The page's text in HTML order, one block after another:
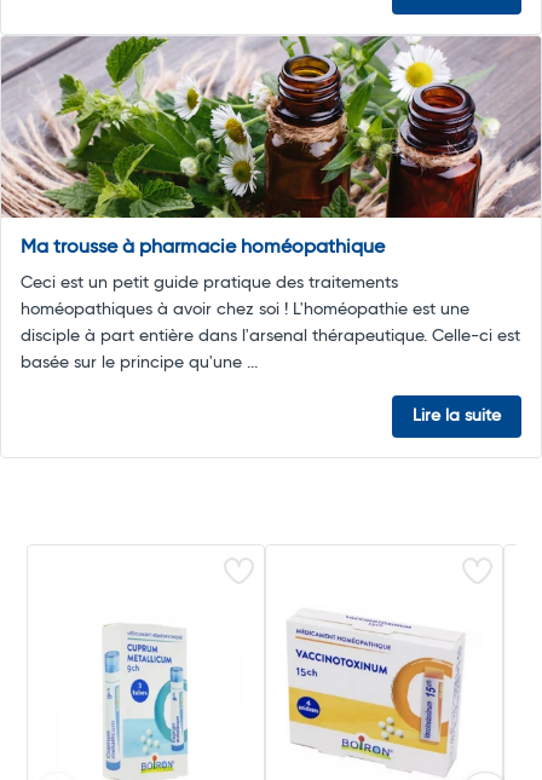
Ma trousse à pharmacie homéopathique
Ceci est un petit guide pratique des traitements
homéopathiques à avoir chez soi ! L'homéopathie est une
disciple à part entière dans l'arsenal thérapeutique. Celle-ci est
basée sur le principe qu'une ...
Lire la suite